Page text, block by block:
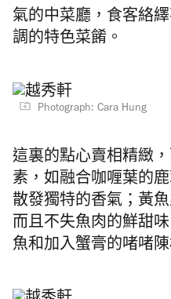
氣的中菜廳，食客絡
調的特色菜餚。
Photograph: Cara Hung
這裏的點心賣相精緻
素，如融合咖喱葉的
散發獨特的香氣；黃
而且不失魚肉的鮮甜
魚和加入蟹膏的啫啫